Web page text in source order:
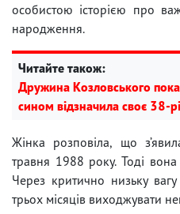
особистою історією про
народження.
Читайте також:
Дружина Козловського
сином відзначила своє 38-
Жінка розповіла, що
травня 1988 року. Тоді
Через критично низьку
трьох місяців виходжувати